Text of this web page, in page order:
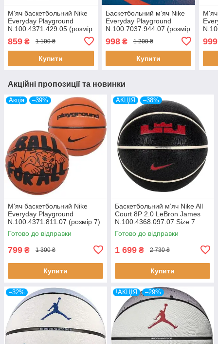
М'яч баскетбольний Nike
Everyday Playground
N.100.4371.429.05 (розмір
859 ₴ 1 100 ₴
Купити
Баскетбольний м’яч Nike
Everyday Playground
N.100.7037.944.07 (розмір
7), оригінал, гумовий, для
тренувань і ігор
998₴ 1 200 ₴
Купити
М'яч
999
Акційні пропозиції та новинки
Акція –39%
М'яч баскетбольний Nike
Everyday Playground
N.100.4371.811.07 (розмір 7)
Готово до відправки
799 ₴ 1 300 ₴
Купити
АКЦІЯ –38%
Баскетбольний м’яч Nike All
Court 8P 2.0 LeBron James
N.100.4368.097.07 Size 7
чорний з логотипом LeBron
James
Готово до відправки
1 699 ₴ 2 730 ₴
Купити
–32% !АКЦІЯ –29%